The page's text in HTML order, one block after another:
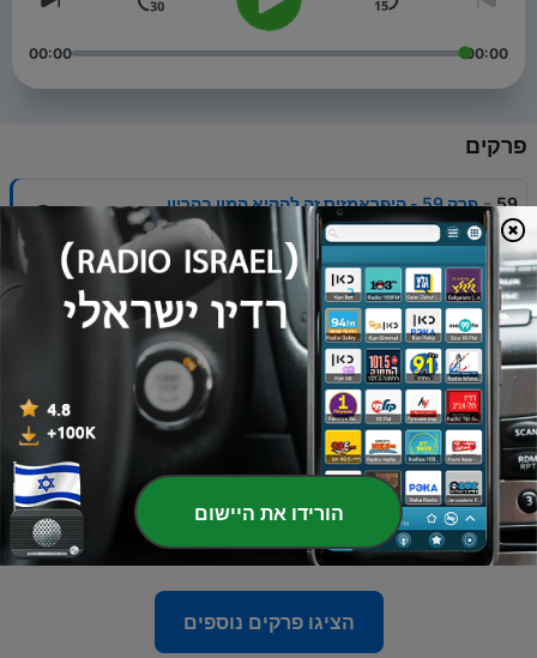
00:00
00:00
פרקים
59
- פרק 59 - היפראמזיס זה להקיא המון בהריון
16 יולי 2026
58 פרק 58-האם אכן חומצה אורית גורמת לגאוט
10 יולי 2026
57 פרק 57 - אי ספיקת כליות והשתלת כליה
25 יוני 2026
56
- פרק 56 - פריצת דיסק
11 יוני 2026
55
- פרק 55 - אנדומטריוזיס
04 יוני 2026
הציגו פרקים נוספים
הורידו את היישום